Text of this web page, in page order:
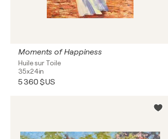
Moments of Happiness
Huile sur Toile
35x24in
5 360 $US